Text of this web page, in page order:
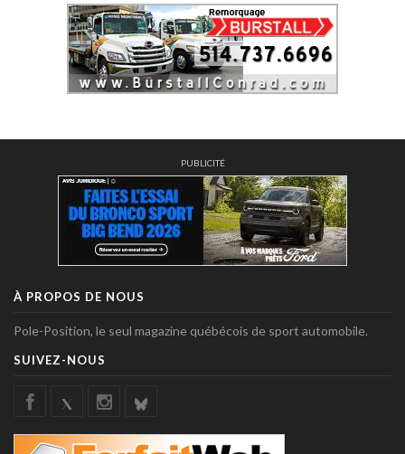
PUBLICITÉ
À PROPOS DE NOUS
Pole-Position, le seul magazine québécois de sport automobile.
SUIVEZ-NOUS